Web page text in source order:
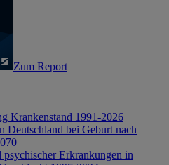
Zum Report
Krankenstand 1991-2026
Deutschland bei Geburt nach
Erkrankungen in